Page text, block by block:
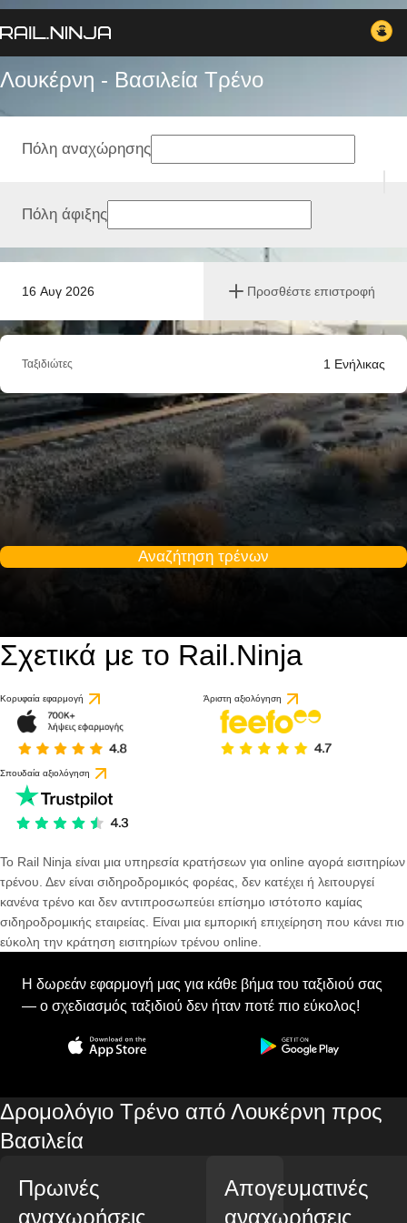
Λουκέρνη - Βασιλεία Tρένο
16 Αυγ 2026 Προσθέστε επιστροφή
Πόλη αναχώρησης
Πόλη άφιξης
Ταξιδιώτες 1 Ενήλικας
Αναζήτηση τρένων
Σχετικά με το Rail.Ninja
Κορυφαία εφαρμογή Άριστη αξιολόγηση
Σπουδαία αξιολόγηση
Το Rail Ninja είναι μια υπηρεσία κρατήσεων για online αγορά εισιτηρίων
τρένου. Δεν είναι σιδηροδρομικός φορέας, δεν κατέχει ή λειτουργεί
κανένα τρένο και δεν αντιπροσωπεύει επίσημο ιστότοπο καμίας
σιδηροδρομικής εταιρείας. Είναι μια εμπορική επιχείρηση που κάνει πιο
εύκολη την κράτηση εισιτηρίων τρένου online.
Η δωρεάν εφαρμογή μας για κάθε βήμα του ταξιδιού σας
— ο σχεδιασμός ταξιδιού δεν ήταν ποτέ πιο εύκολος!
Δρομολόγιο Τρένο από Λουκέρνη προς
Βασιλεία
Πρωινές
αναχωρήσεις
Απογευματινές
αναχωρήσεις